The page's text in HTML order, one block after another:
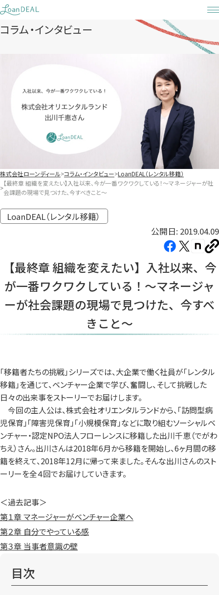
Skip
to
content
コラム・インタビュー
株式会社ローンディール コラム・インタビュー LoanDEAL（レンタル移籍）
【最終章 組織を変えたい】入社以来、今が一番ワクワクしている！〜マネージャーが社
会課題の現場で見つけた、今すべきこと〜
LoanDEAL（レンタル移籍）
公開日: 2019.04.09
Facebook（新
い
タ
で
き
X（新
い
タ
で
き
note（新
い
タ
で
き
コ
ピ
ー
【最終章 組織を変えたい】入社以来、今
が一番ワクワクしている！〜マネージャ
ーが社会課題の現場で見つけた、今すべ
きこと〜
「移籍者たちの挑戦」シリーズでは、大企業で働く社員が「レンタル
移籍」を通じて、ベンチャー企業で学び、奮闘し、そして挑戦した
日々の出来事をストーリーでお届けします。
今回の主人公は、株式会社オリエンタルランドから、「訪問型病
児保育」「障害児保育」「小規模保育」などに取り組むソーシャルベ
ンチャー・認定NPO法人フローレンスに移籍した出川千恵（でがわ
ちえ）さん。出川さんは2018年6月から移籍を開始し、6ヶ月間の移
籍を終えて、2018年12月に帰って来ました。そんな出川さんのスト
ーリーを全４回でお届けしていきます。
＜過去記事＞
第１章 マネージャーがベンチャー企業へ
第２章 自分でやっている感
第３章 当事者意識の壁
目次